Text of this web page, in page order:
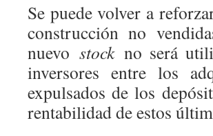
Se puede volver a
construcción no
nuevostockno será
inversores entre los
expulsados de los
rentabilidad de estos